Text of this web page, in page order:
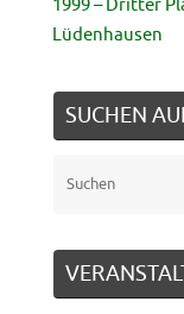
1999 – Dritter
Lüdenhausen
SUCHEN